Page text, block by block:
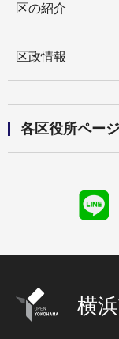
区の紹介
区政情報
各区役所ページ
横